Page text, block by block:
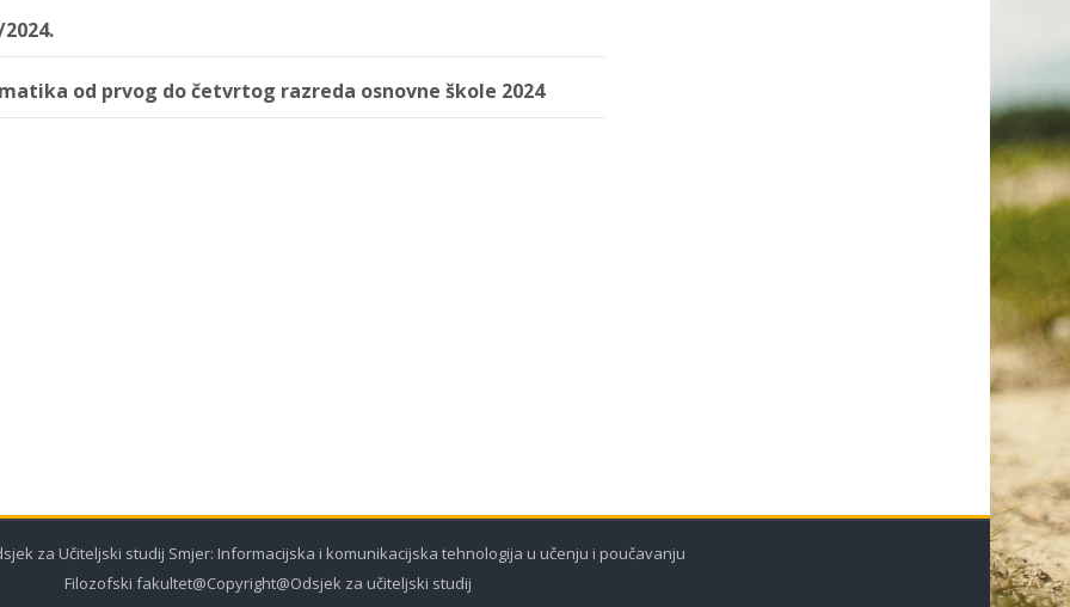
od prvog do četvrtog razreda osnovne škole 2024
za Učiteljski studij Smjer: Informacijska i komunikacijska tehnologija u učenju i poučavanju
Filozofski fakultet@Copyright@Odsjek za učiteljski studij